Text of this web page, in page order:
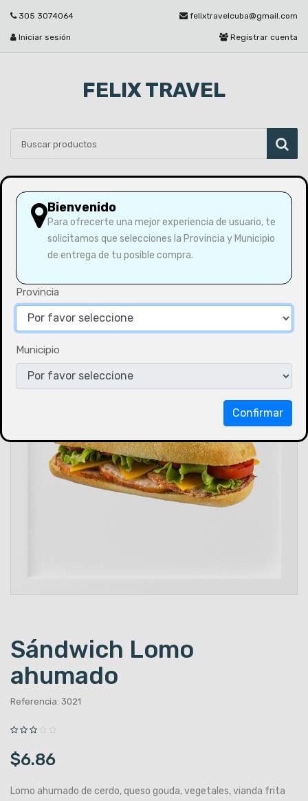
305 3074064 felixtravelcuba@gmail.com
Registrar cuenta
Iniciar sesión
FELIX TRAVEL
Por favor seleccione
Sándwich Lomo ahumado
Sándwich Lomo
ahumado
Referencia: 3021
$6.86
Lomo ahumado de cerdo, queso gouda, vegetales, vianda frita
Bienvenido
Para ofrecerte una mejor experiencia de usuario, te
solicitamos que selecciones la Provincia y Municipio
de entrega de tu posible compra.
Provincia
Municipio
Confirmar